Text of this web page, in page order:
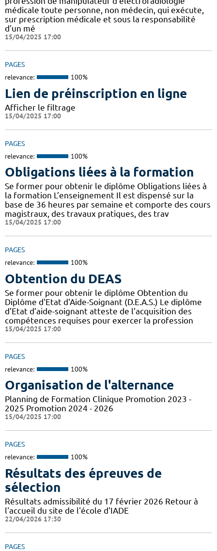
médicale toute personne, non médecin, qui exécute,
sur prescription médicale et sous la responsabilité
d'un mé
15/04/2025 17:00
PAGES
relevance: 100%
Lien de préinscription en ligne
Afficher le filtrage
15/04/2025 17:00
PAGES
relevance: 100%
Obligations liées à la formation
Se former pour obtenir le diplôme Obligations liées à
la formation L’enseignement Il est dispensé sur la
base de 36 heures par semaine et comporte des cours
magistraux, des travaux pratiques, des trav
15/04/2025 17:00
PAGES
relevance: 100%
Obtention du DEAS
Se former pour obtenir le diplôme Obtention du
Diplôme d'Etat d'Aide-Soignant (D.E.A.S.) Le diplôme
d’Etat d’aide-soignant atteste de l’acquisition des
compétences requises pour exercer la profession
15/04/2025 17:00
PAGES
relevance: 100%
Organisation de l'alternance
Planning de Formation Clinique Promotion 2023 -
2025 Promotion 2024 - 2026
15/04/2025 17:00
PAGES
relevance: 100%
Résultats des épreuves de
sélection
Résultats admissibilité du 17 février 2026 Retour à
l'accueil du site de l'école d'IADE
22/04/2026 17:30
PAGES